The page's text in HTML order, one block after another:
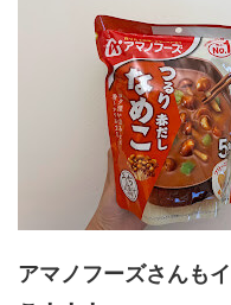
アマノフーズさんも